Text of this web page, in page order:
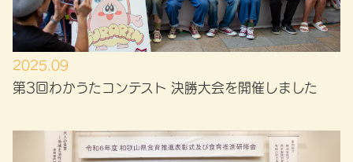
2025.09
第3回わかうたコンテスト 決勝大会を開催しました